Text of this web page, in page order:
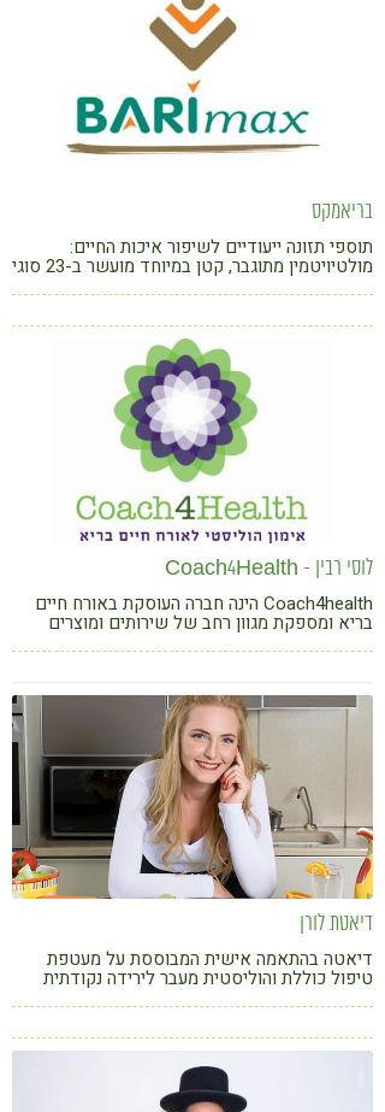
בריאמקס
תוספי תזונה ייעודיים לשיפור איכות החיים:
מולטיויטמין מתוגבר, קטן במיוחד מועשר ב-23 סוגי
לוסי רבין - Coach4Health
Coach4health הינה חברה העוסקת באורח חיים
בריא ומספקת מגוון רחב של שירותים ומוצרים
דיאטת לורן
דיאטה בהתאמה אישית המבוססת על מעטפת
טיפול כוללת והוליסטית מעבר לירידה נקודתית